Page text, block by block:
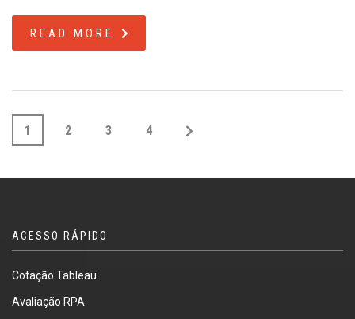
READ MORE
1 2 3 4
ACESSO RÁPIDO
Cotação Tableau
Avaliação RPA